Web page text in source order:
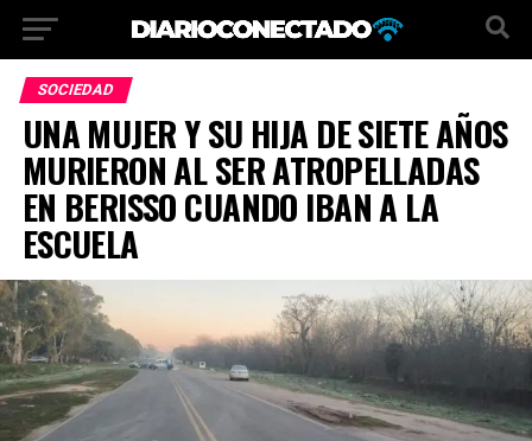
SOCIEDAD
UNA MUJER Y SU HIJA DE SIETE AÑOS
MURIERON AL SER ATROPELLADAS
EN BERISSO CUANDO IBAN A LA
ESCUELA